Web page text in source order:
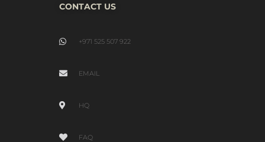
CONTACT US
+971 525 507 922
EMAIL
HQ
FAQ